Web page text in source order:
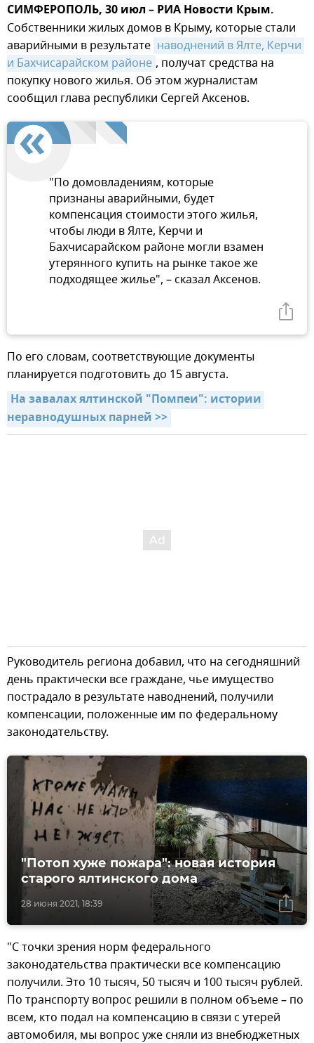
СИМФЕРОПОЛЬ, 30 июл – РИА Новости Крым.
Собственники жилых домов в Крыму, которые стали
аварийными в результате наводнений в Ялте, Керчи
и Бахчисарайском районе , получат средства на
покупку нового жилья. Об этом журналистам
сообщил глава республики Сергей Аксенов.
"По домовладениям, которые
признаны аварийными, будет
компенсация стоимости этого жилья,
чтобы люди в Ялте, Керчи и
Бахчисарайском районе могли взамен
утерянного купить на рынке такое же
подходящее жилье", – сказал Аксенов.
По его словам, соответствующие документы
планируется подготовить до 15 августа.
На завалах ялтинской "Помпеи": истории
неравнодушных парней >>
Руководитель региона добавил, что на сегодняшний
день практически все граждане, чье имущество
пострадало в результате наводнений, получили
компенсации, положенные им по федеральному
законодательству.
28 июня 2021, 18:39
"Потоп хуже пожара": новая история
старого ялтинского дома
"С точки зрения норм федерального
законодательства практически все компенсацию
получили. Это 10 тысяч, 50 тысяч и 100 тысяч рублей.
По транспорту вопрос решили в полном объеме – по
всем, кто подал на компенсацию в связи с утерей
автомобиля, мы вопрос уже сняли из внебюджетных